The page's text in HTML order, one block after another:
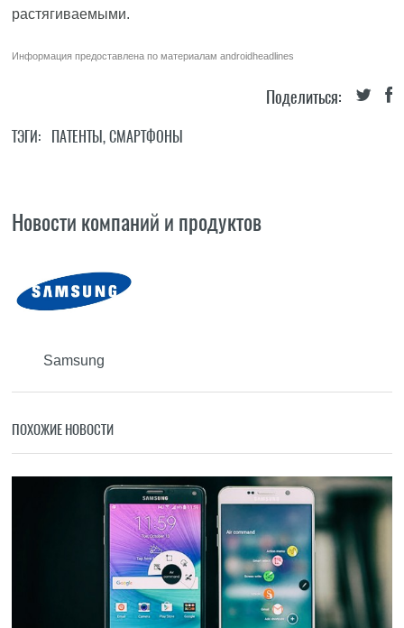
растягиваемыми.
Информация предоставлена по материаламandroidheadlines
Поделиться:
ТЭГИ: ПАТЕНТЫ,СМАРТФОНЫ
Новости компаний и продуктов
Samsung
ПОХОЖИЕ НОВОСТИ